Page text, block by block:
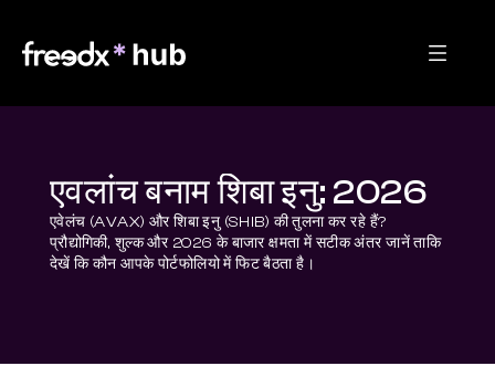
एवलांच बनाम शिबा इनु: 2026
एवेलंच (AVAX) और शिबा इनु (SHIB) की तुलना कर रहे हैं?
प्रौद्योगिकी, शुल्क और 2026 के बाजार क्षमता में सटीक अंतर जानें ताकि
देखें कि कौन आपके पोर्टफोलियो में फिट बैठता है।